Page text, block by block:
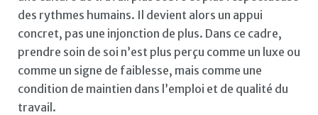
des rythmes humains. Il devient alors un appui
concret, pas une injonction de plus. Dans ce cadre,
prendre soin de soi n’est plus perçu comme un luxe ou
comme un signe de faiblesse, mais comme une
condition de maintien dans l’emploi et de qualité du
travail.